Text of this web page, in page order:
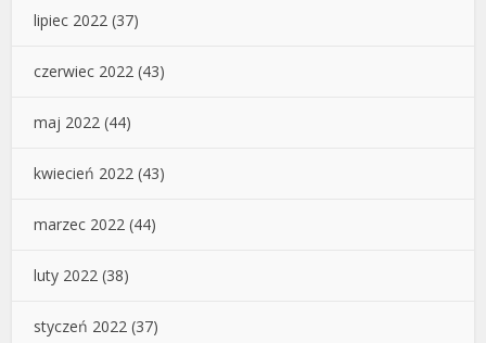
lipiec 2022 (37)
czerwiec 2022 (43)
maj 2022 (44)
kwiecień 2022 (43)
marzec 2022 (44)
luty 2022 (38)
styczeń 2022 (37)